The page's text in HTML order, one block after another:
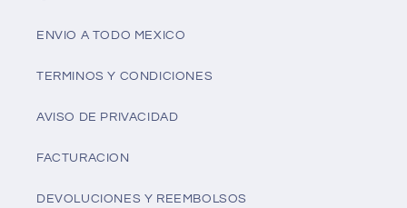
ENVIO A TODO MEXICO
TERMINOS Y CONDICIONES
AVISO DE PRIVACIDAD
FACTURACION
DEVOLUCIONES Y REEMBOLSOS